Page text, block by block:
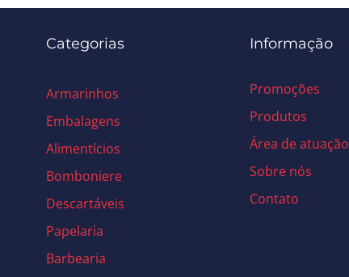
Categorias
Armarinhos
Embalagens
Alimentícios
Bomboniere
Descartáveis
Papelaria
Barbearia
Informação
Promoções
Produtos
Área de atuação
Sobre nós
Contato